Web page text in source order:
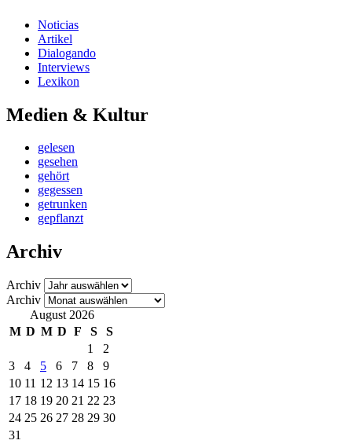
Noticias
Artikel
Dialogando
Interviews
Lexikon
Medien & Kultur
gelesen
gesehen
gehört
gegessen
getrunken
gepflanzt
Archiv
Archiv
Archiv
August 2026
M D M D F S
S
1
2
3
4 5 6 7 8
9
10 11 12 13 14 15 16
17 18 19 20 21 22 23
24 25 26 27 28 29 30
31